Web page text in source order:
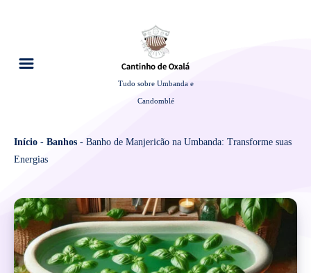
Tudo sobre Umbanda e
Candomblé
Início - Banhos - Banho de Manjericão na Umbanda: Transforme suas
Energias